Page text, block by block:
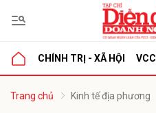
CHÍNH TRỊ - XÃ HỘI VCCI
Trang chủ Kinh tế địa phương
luận